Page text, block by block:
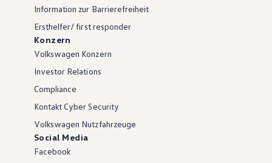
Information zur Barrierefreiheit
Ersthelfer/ first responder
Konzern
Volkswagen Konzern
Investor Relations
Compliance
Kontakt Cyber Security
Volkswagen Nutzfahrzeuge
Social Media
Facebook